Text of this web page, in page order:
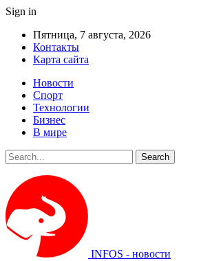
Sign in
Пятница, 7 августа, 2026
Контакты
Карта сайта
Новости
Спорт
Технологии
Бизнес
В мире
INFOS - новости